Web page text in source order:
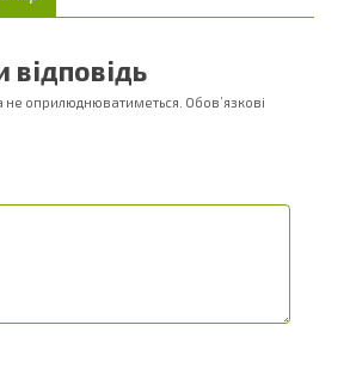
оприлюднюватиметься. Обов’язкові